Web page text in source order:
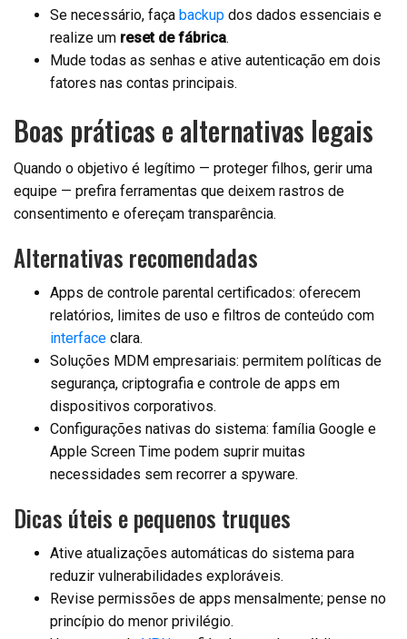
Se necessário, faça backup dos dados essenciais e
realize um reset de fábrica.
Mude todas as senhas e ative autenticação em dois
fatores nas contas principais.
Boas práticas e alternativas legais
Quando o objetivo é legítimo — proteger filhos, gerir uma
equipe — prefira ferramentas que deixem rastros de
consentimento e ofereçam transparência.
Alternativas recomendadas
Apps de controle parental certificados: oferecem
relatórios, limites de uso e filtros de conteúdo com
interface clara.
Soluções MDM empresariais: permitem políticas de
segurança, criptografia e controle de apps em
dispositivos corporativos.
Configurações nativas do sistema: família Google e
Apple Screen Time podem suprir muitas
necessidades sem recorrer a spyware.
Dicas úteis e pequenos truques
Ative atualizações automáticas do sistema para
reduzir vulnerabilidades exploráveis.
Revise permissões de apps mensalmente; pense no
princípio do menor privilégio.